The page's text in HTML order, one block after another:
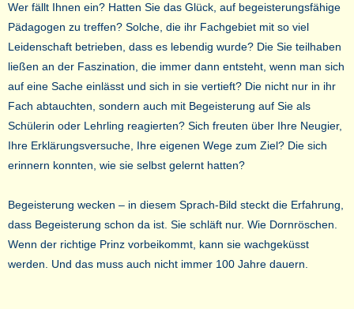
Wer fällt Ihnen ein? Hatten Sie das Glück, auf begeisterungsfähige
Pädagogen zu treffen? Solche, die ihr Fachgebiet mit so viel
Leidenschaft betrieben, dass es lebendig wurde? Die Sie teilhaben
ließen an der Faszination, die immer dann entsteht, wenn man sich
auf eine Sache einlässt und sich in sie vertieft? Die nicht nur in ihr
Fach abtauchten, sondern auch mit Begeisterung auf Sie als
Schülerin oder Lehrling reagierten? Sich freuten über Ihre Neugier,
Ihre Erklärungsversuche, Ihre eigenen Wege zum Ziel? Die sich
erinnern konnten, wie sie selbst gelernt hatten?
Begeisterung wecken – in diesem Sprach-Bild steckt die Erfahrung,
dass Begeisterung schon da ist. Sie schläft nur. Wie Dornröschen.
Wenn der richtige Prinz vorbeikommt, kann sie wachgeküsst
werden. Und das muss auch nicht immer 100 Jahre dauern.